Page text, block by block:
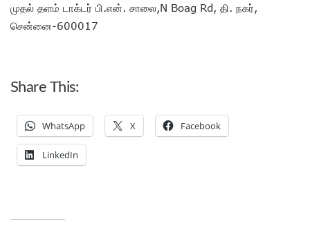
முதல் தளம் டாக்டர் பி.என். சாலை,N Boag Rd, தி. நகர்,
சென்னை-600017
Share This:
WhatsApp X Facebook
LinkedIn